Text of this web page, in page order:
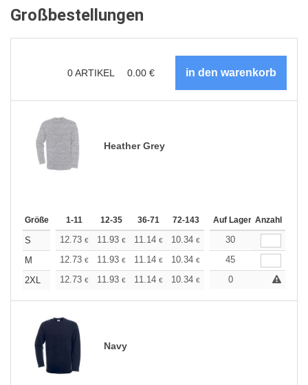
Großbestellungen
0ARTIKEL 0.00 €
Heather Grey
Größe 1-11 12-35 36-71 72-143 144-287 288 + Mehr
Auf Lager Anzahl
S 12.73 € 11.93 € 11.14 € 10.34 € 9.55€
30
M
12.73 € 11.93 € 11.14 € 10.34 € 9.55€
45
2XL
12.73 € 11.93 € 11.14 € 10.34 € 9.55€
0
Navy